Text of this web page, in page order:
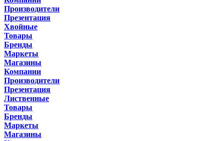
Производители
Презентация
Хвойные
Товары
Бренды
Маркеты
Магазины
Компании
Производители
Презентация
Лиственные
Товары
Бренды
Маркеты
Магазины